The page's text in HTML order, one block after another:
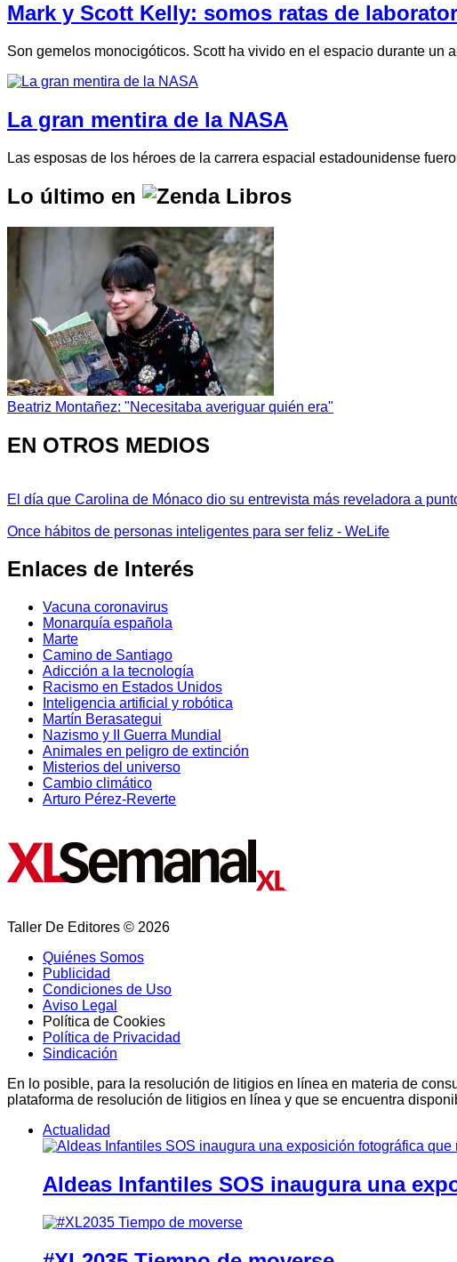
Mark y Scott Kelly: somos ratas de
Son gemelos monocigóticos. Scott ha vivido en el espacio durante
La gran mentira de la NASA
Las esposas de los héroes de la carrera espacial estadounidense
Lo último en
Beatriz Montañez: "Necesitaba averiguar quién era"
EN OTROS MEDIOS
El día que Carolina de Mónaco dio su entrevista más reveladora a
Once hábitos de personas inteligentes para ser feliz - WeLife
Enlaces de Interés
Vacuna coronavirus
Monarquía española
Marte
Camino de Santiago
Adicción a la tecnología
Racismo en Estados Unidos
Inteligencia artificial y robótica
Martín Berasategui
Nazismo y II Guerra Mundial
Animales en peligro de extinción
Misterios del universo
Cambio climático
Arturo Pérez-Reverte
Taller De Editores © 2026
Quiénes Somos
Publicidad
Condiciones de Uso
Aviso Legal
Política de Cookies
Política de Privacidad
Sindicación
En lo posible, para la resolución de litigios en línea en materia de
plataforma de resolución de litigios en línea y que se encuentra
Actualidad
Aldeas Infantiles SOS inaugura una